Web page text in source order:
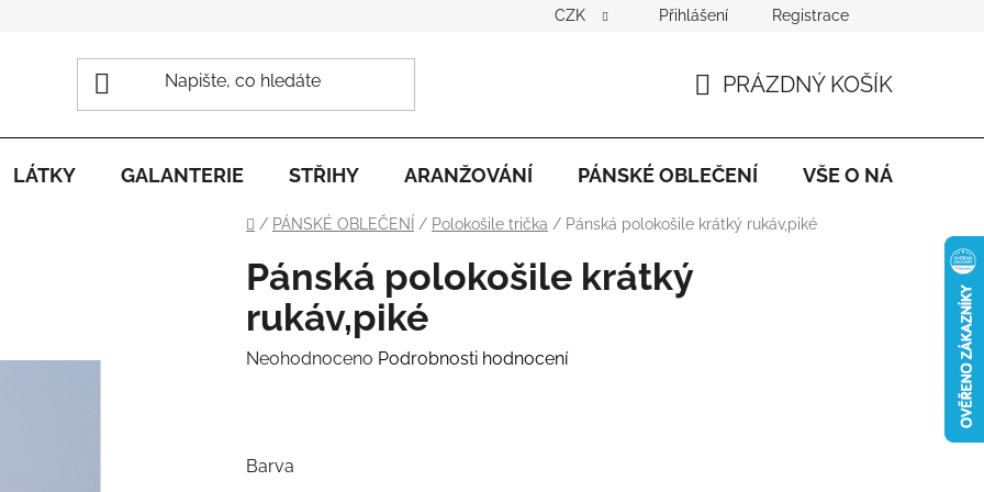
CZK Přihlášení Registrace
KOŠÍK
PRÁZDNÝ KOŠÍK
LÁTKY GALANTERIE STŘIHY ARANŽOVÁNÍ PÁNSKÉ OBLEČENÍ VŠE O NÁKUPU
Domů
/ PÁNSKÉ OBLEČENÍ / Polokošile trička / Pánská polokošile krátký rukáv,piké
Pánská polokošile krátký
rukáv,piké
Průměrné
0,0
Neohodnoceno Podrobnosti hodnocení
Barva